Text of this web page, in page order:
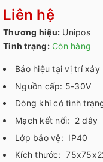
Liên hệ
Thương hiệu: Unipos
Tình trạng: Còn hàng
Báo hiệu tại vị trí xảy
Nguồn cấp: 5-30V
Dòng khi có tình
Mạch kết nối: 2 dây
Lớp bảo vệ: IP40
Kích thước: